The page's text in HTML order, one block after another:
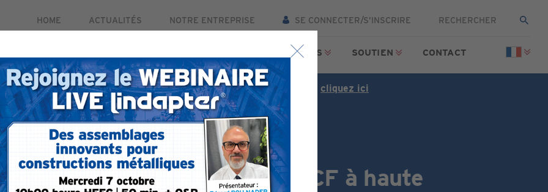
HOME ACTUALITÉS NOTRE ENTREPRISE SE CONNECTER/S’INSCRIRE
RESSOURCES SOUTIEN CONTACT
Pour plus d'informations et pour vous inscrire gratuitement, cliquez ici
Crapaud Type CF à haute